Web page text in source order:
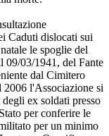
Caduti dislocati sui
le spoglie del
09/03/1941, del Fante
dal Cimitero
l'Associazione si
ex soldati presso
per conferire le
per un minimo